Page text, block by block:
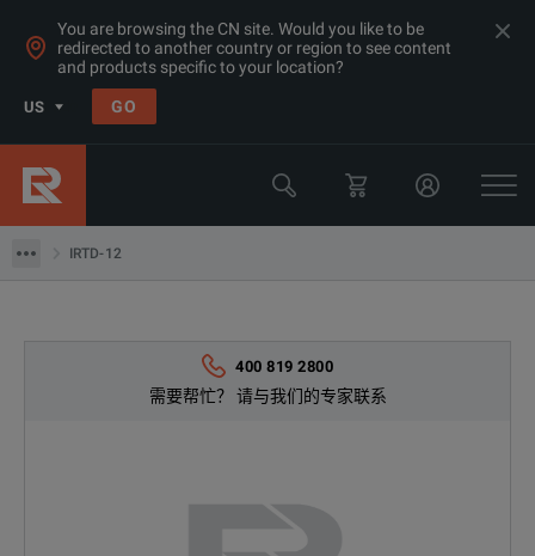
You are browsing the CN site. Would you like to be
redirected to another country or region to see content
and products specific to your location?
US GO
IRTD-12
万用表，数据采集，频率计&函数发生器
数据采集工具
400 819 2800
需要帮忙？ 请与我们的专家联系